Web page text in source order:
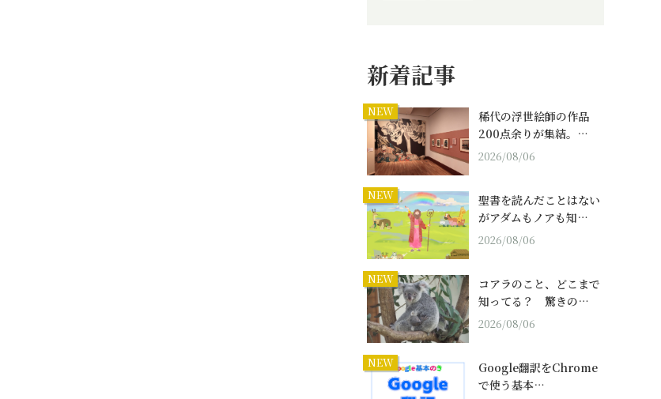
新着記事
NEW
稀代の浮世絵師の作品
200点余りが集結。…
2026/08/06
NEW
聖書を読んだことはない
がアダムもノアも知…
2026/08/06
NEW
コアラのこと、どこまで
知ってる？ 驚きの…
2026/08/06
NEW
Google翻訳をChrome
で使う基本…